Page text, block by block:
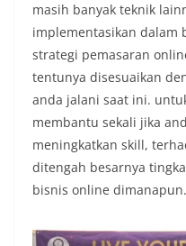
masih banyak teknik
implementasikan dalam
strategi pemasaran
tentunya disesuaikan
anda jalani saat ini.
membantu sekali jika
meningkatkan skill,
ditengah besarnya
bisnis online dimanapun.